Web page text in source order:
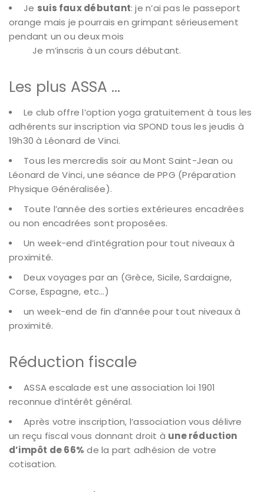
Je suis faux débutant: je n’ai pas le passeport
orange mais je pourrais en grimpant sérieusement
pendant un ou deux mois
Je m’inscris à un cours débutant.
Les plus ASSA …
Le club offre l’option yoga gratuitement à tous les
adhérents sur inscription via SPOND tous les jeudis à
19h30 à Léonard de Vinci.
Tous les mercredis soir au Mont Saint-Jean ou
Léonard de Vinci, une séance de PPG (Préparation
Physique Généralisée).
Toute l’année des sorties extérieures encadrées
ou non encadrées sont proposées.
Un week-end d’intégration pour tout niveaux à
proximité.
Deux voyages par an (Grèce, Sicile, Sardaigne,
Corse, Espagne, etc…)
un week-end de fin d’année pour tout niveaux à
proximité.
Réduction fiscale
ASSA escalade est une association loi 1901
reconnue d’intérêt général.
Après votre inscription, l’association vous délivre
un reçu fiscal vous donnant droit à une réduction
d’impôt de 66% de la part adhésion de votre
cotisation.